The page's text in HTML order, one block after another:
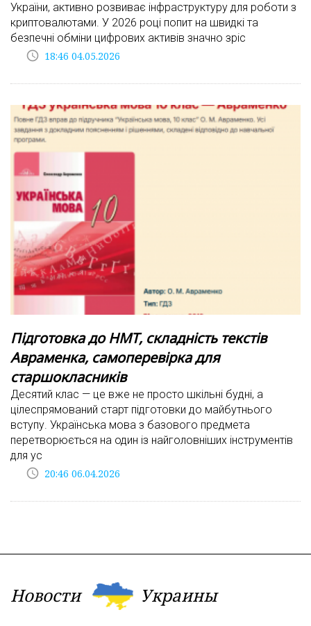
України, активно розвиває інфраструктуру для роботи з
криптовалютами. У 2026 році попит на швидкі та
безпечні обміни цифрових активів значно зріс
access_time 18:46 04.05.2026
Підготовка до НМТ, складність текстів
Авраменка, самоперевірка для
старшокласників
Десятий клас — це вже не просто шкільні будні, а
цілеспрямований старт підготовки до майбутнього
вступу. Українська мова з базового предмета
перетворюється на один із найголовніших інструментів
для ус
access_time 20:46 06.04.2026
Новости Украины